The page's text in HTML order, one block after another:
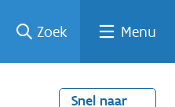
Zoek Menu
Snel naar